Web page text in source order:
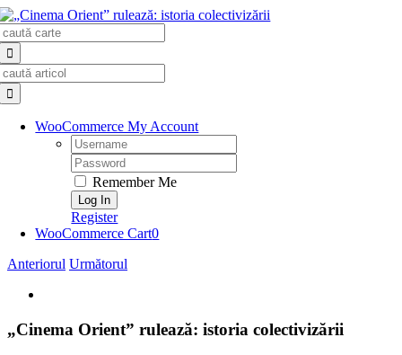
Skip
to
content
WooCommerce My Account
Username:
Password:
Remember Me
Register
WooCommerce Cart0
Anteriorul Următorul
Image
„Cinema Orient” rulează: istoria colectivizării